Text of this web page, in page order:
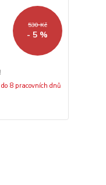
530 Kč
- 5 %
do 8 pracovních dnů